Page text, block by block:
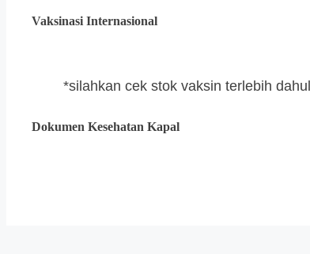
Vaksinasi Internasional
*silahkan cek stok vaksin terlebih
Dokumen Kesehatan Kapal